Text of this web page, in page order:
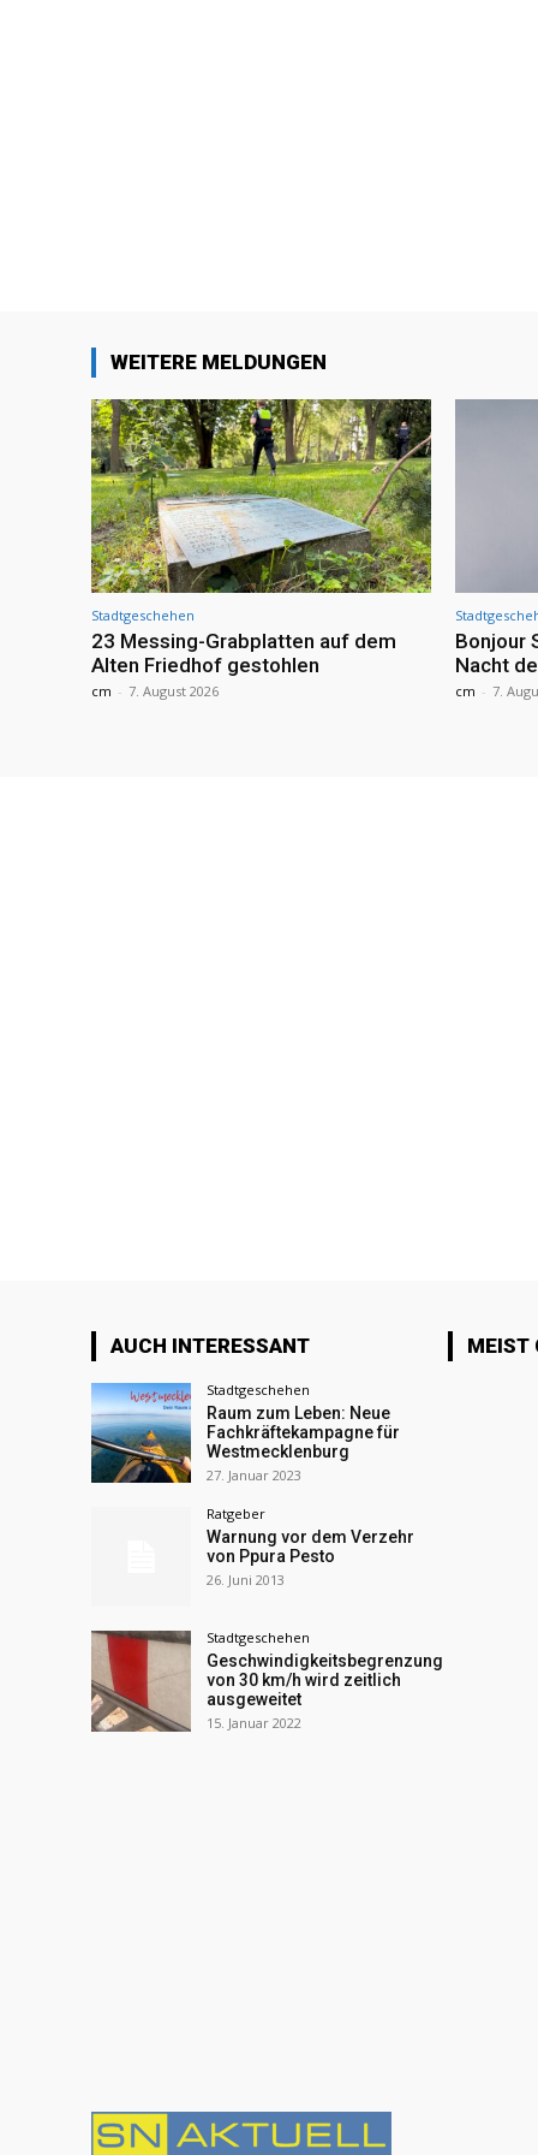
WEITERE MELDUNGEN
Stadtgeschehen
23 Messing-Grabplatten auf dem
Alten Friedhof gestohlen
cm - 7. August 2026
Bonjour
Nacht
cm - 7.
AUCH INTERESSANT
Stadtgeschehen
Raum zum Leben: Neue
Fachkräftekampagne für
Westmecklenburg
27. Januar 2023
Ratgeber
Warnung vor dem Verzehr
von Ppura Pesto
26. Juni 2013
Stadtgeschehen
Geschwindigkeitsbegrenzung
von 30 km/h wird zeitlich
ausgeweitet
15. Januar 2022
MEIST